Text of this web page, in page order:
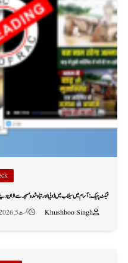
فیکٹ چیک: آسام میں سیلاب میں ڈوبی اور تباہ شدہ مسجد سے اذان
Khushboo Singh
اگست 5, 2026